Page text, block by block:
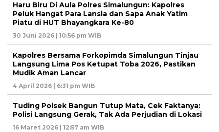
Haru Biru Di Aula Polres Simalungun: Kapolres
Peluk Hangat Para Lansia dan Sapa Anak Yatim
Piatu di HUT Bhayangkara Ke-80
30 Juni 2026 | 10:56 pm WIB
Kapolres Bersama Forkopimda Simalungun Tinjau
Langsung Lima Pos Ketupat Toba 2026, Pastikan
Mudik Aman Lancar
4 April 2026 | 6:31 pm WIB
Tuding Polsek Bangun Tutup Mata, Cek Faktanya:
Polisi Langsung Gerak, Tak Ada Perjudian di Lokasi
16 Maret 2026 | 12:57 am WIB